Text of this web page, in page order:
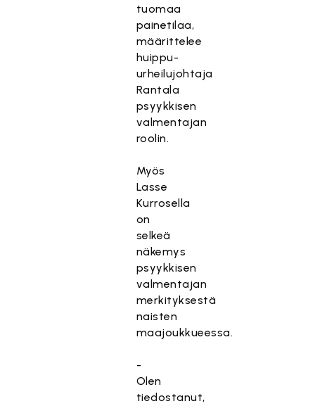
tuomaa
painetilaa,
määrittelee
huippu-
urheilujohtaja
Rantala
psyykkisen
valmentajan
roolin.
Myös
Lasse
Kurrosella
on
selkeä
näkemys
psyykkisen
valmentajan
merkityksestä
naisten
maajoukkueessa.
-
Olen
tiedostanut,